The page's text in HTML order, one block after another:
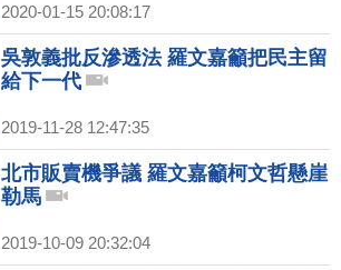
2020-01-15 20:08:17
吳敦義批反滲透法 羅文嘉籲把民主留
給下一代
2019-11-28 12:47:35
北市販賣機爭議 羅文嘉籲柯文哲懸崖
勒馬
2019-10-09 20:32:04